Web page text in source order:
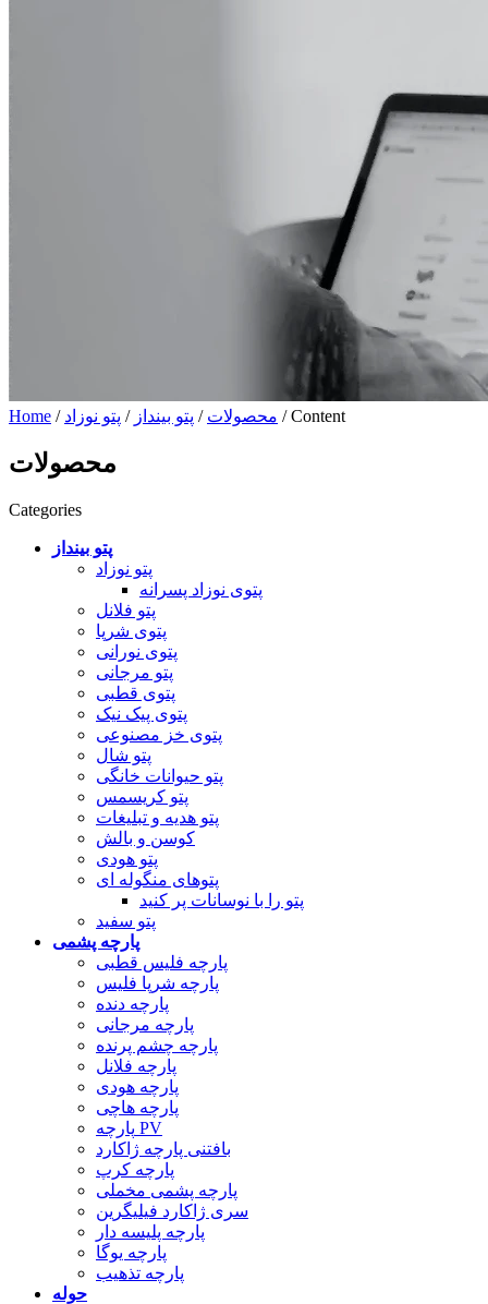
Home / محصولات / پتو بینداز / پتو نوزاد / Content
محصولات
Categories
پتو بینداز
پتو نوزاد
پتوی نوزاد پسرانه
پتو فلانل
پتوی شرپا
پتوی نورانی
پتو مرجانی
پتوی قطبی
پتوی پیک نیک
پتوی خز مصنوعی
پتو شال
پتو حیوانات خانگی
پتو کریسمس
پتو هدیه و تبلیغات
کوسن و بالش
پتو هودی
پتوهای منگوله ای
پتو را با نوسانات پر کنید
پتو سفید
پارچه پشمی
پارچه فلیس قطبی
پارچه شرپا فلیس
پارچه دنده
پارچه مرجانی
پارچه چشم پرنده
پارچه فلانل
پارچه هودی
پارچه هاچی
پارچه PV
بافتنی پارچه ژاکارد
پارچه کرپ
پارچه پشمی مخملی
سری ژاکارد فیلیگرین
پارچه پلیسه دار
پارچه یوگا
پارچه تذهیب
حوله